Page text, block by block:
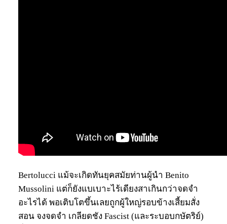
Bertolucci แม้จะเกิดทันยุคสมัยท่านผู้นำ Benito
Mussolini แต่ก็ยังแบเบาะไร้เดียงสาเกินกว่าจดจำ
อะไรได้ พอเติบโตขึ้นเลยถูกผู้ใหญ่รอบข้างเสี้ยมสั่ง
สอน จงจดจำ เกลียดชัง Fascist (และระบอบกษัตริย์)